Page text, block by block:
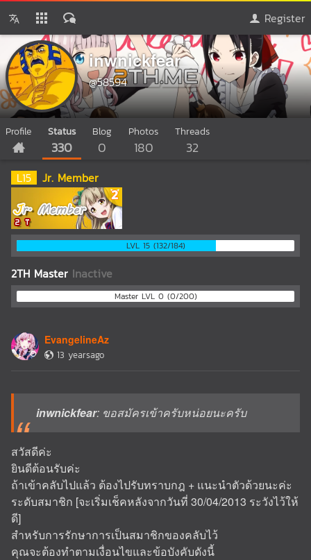
Register
inwnickfear
@58594
Profile Status
330
Blog
0
Photos
180
Threads
32
L15 Jr. Member
LVL 15 (132/184)
2TH Master Inactive
Master LVL 0 (0/200)
EvangelineAz
13 yearsago
inwnickfear: ขอสมัครเข้าครับหน่อยนะครับ
สวัสดีค่ะ
ยินดีต้อนรับค่ะ
ถ้าเข้าคลับไปแล้ว ต้องไปรับทราบกฎ + แนะนำตัวด้วยนะค่ะ
ระดับสมาชิก [จะเริ่มเช็คหลังจากวันที่ 30/04/2013 ระวังไว้ให้
ดี]
สำหรับการรักษาการเป็นสมาชิกของคลับไว้
คุณจะต้องทำตามเงื่อนไขและข้อบังคับดังนี้